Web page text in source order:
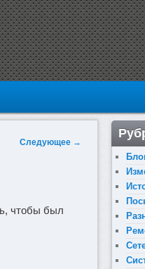
Следующее →
чтобы был